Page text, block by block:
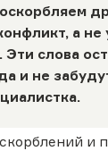
а не
Эти слова
и не
и